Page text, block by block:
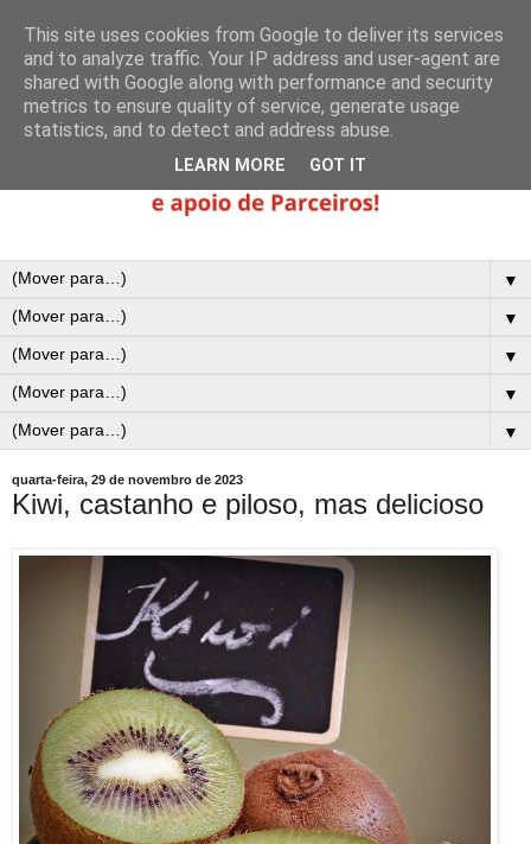
▼
▼
▼
▼
▼
quarta-feira, 29 de novembro de 2023
Kiwi, castanho e piloso, mas delicioso
This site uses cookies from Google to deliver its services
and to analyze traffic. Your IP address and user-agent are
shared with Google along with performance and security
metrics to ensure quality of service, generate usage
statistics, and to detect and address abuse.
LEARN MORE GOT IT